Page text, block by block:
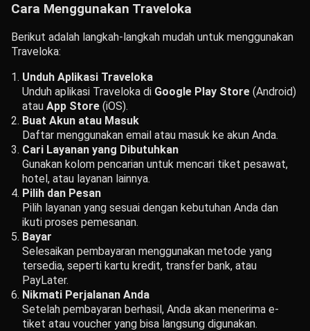
Cara Menggunakan Traveloka
Berikut adalah langkah-langkah mudah untuk menggunakan
Traveloka:
Unduh Aplikasi Traveloka
Unduh aplikasi Traveloka di Google Play Store (Android)
atau App Store (iOS).
Buat Akun atau Masuk
Daftar menggunakan email atau masuk ke akun Anda.
Cari Layanan yang Dibutuhkan
Gunakan kolom pencarian untuk mencari tiket pesawat,
hotel, atau layanan lainnya.
Pilih dan Pesan
Pilih layanan yang sesuai dengan kebutuhan Anda dan
ikuti proses pemesanan.
Bayar
Selesaikan pembayaran menggunakan metode yang
tersedia, seperti kartu kredit, transfer bank, atau
PayLater.
Nikmati Perjalanan Anda
Setelah pembayaran berhasil, Anda akan menerima e-
tiket atau voucher yang bisa langsung digunakan.